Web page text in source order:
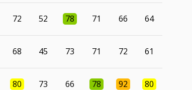
72 52 78 71 66 64
68 45 73 71 72 61
80 73 66 78 92 80